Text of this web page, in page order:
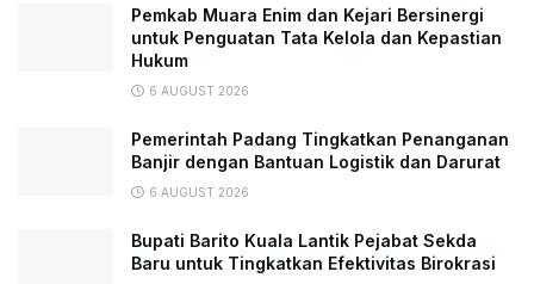
Pemkab Muara Enim dan Kejari Bersinergi
untuk Penguatan Tata Kelola dan Kepastian
Hukum
6 AUGUST 2026
Pemerintah Padang Tingkatkan Penanganan
Banjir dengan Bantuan Logistik dan Darurat
6 AUGUST 2026
Bupati Barito Kuala Lantik Pejabat Sekda
Baru untuk Tingkatkan Efektivitas Birokrasi